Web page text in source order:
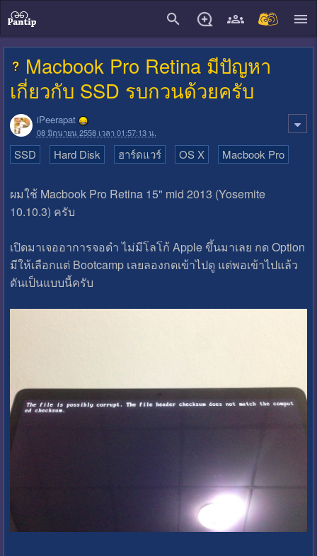
Macbook Pro Retina มีปัญหา
เกี่ยวกับ SSD รบกวนด้วยครับ
iPeerapat
08 มิถุนายน 2558 เวลา 01:57:13 น.
SSD Hard Disk ฮาร์ดแวร์ OS X Macbook Pro
ผมใช้ Macbook Pro Retina 15" mid 2013 (Yosemite
10.10.3) ครับ
เปิดมาเจออาการจอดำ ไม่มีโลโก้ Apple ขึ้นมาเลย กด Option
มีให้เลือกแต่ Bootcamp เลยลองกดเข้าไปดู แต่พอเข้าไปแล้ว
ดันเป็นแบบนี้ครับ
close